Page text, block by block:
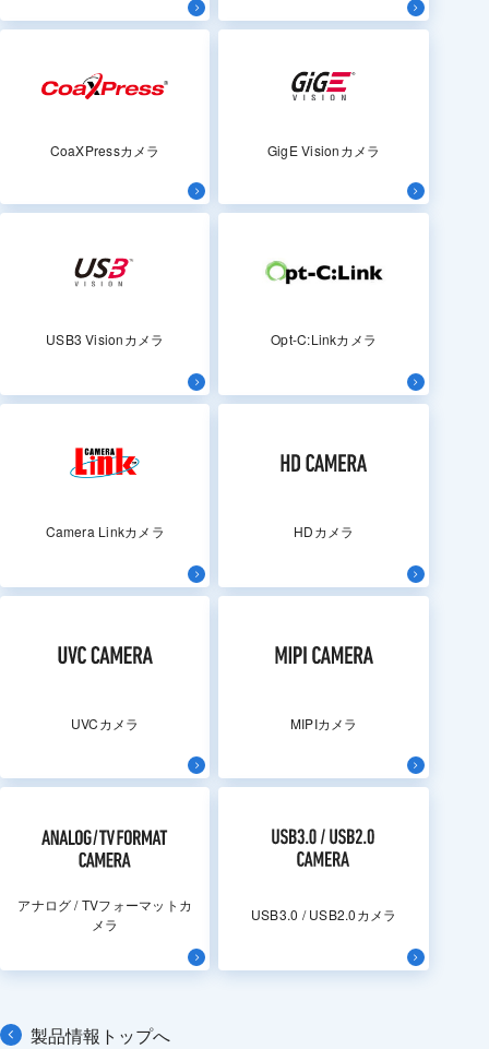
CoaXPressカメラ GigE Visionカメラ
USB3 Visionカメラ Opt-C:Linkカメラ
Camera Linkカメラ HDカメラ
UVCカメラ MIPIカメラ
アナログ / TVフォーマットカ
メラ
USB3.0 / USB2.0カメラ
製品情報トップへ